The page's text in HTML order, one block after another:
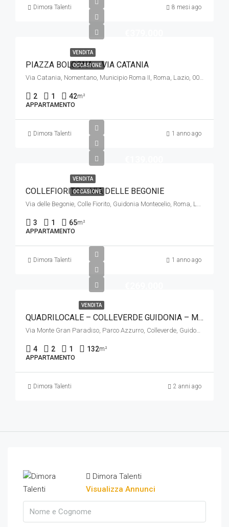
Dimora Talenti 8 mesi ago
VENDITA
OCCASIONE
PIAZZA BOLOGNA – VIA CATANIA
Via Catania, Nomentano, Municipio Roma II, Roma, Lazio, 00161, Italia
2 1 42m²
APPARTAMENTO
Dimora Talenti 1 anno ago
VENDITA
OCCASIONE
COLLEFIORITO – VIA DELLE BEGONIE
Via delle Begonie, Colle Fiorito, Guidonia Montecelio, Roma, Lazio, 00012, Italia
3 1 65m²
APPARTAMENTO
Dimora Talenti 1 anno ago
VENDITA
QUADRILOCALE – COLLEVERDE GUIDONIA – MONTECELIO VIA GRAN PARADISO 4
Via Monte Gran Paradiso, Parco Azzurro, Colleverde, Guidonia Montecelio, Roma, Lazio, 00012, Italia
4 2 1 132m²
APPARTAMENTO
Dimora Talenti 2 anni ago
Dimora Talenti
Visualizza Annunci